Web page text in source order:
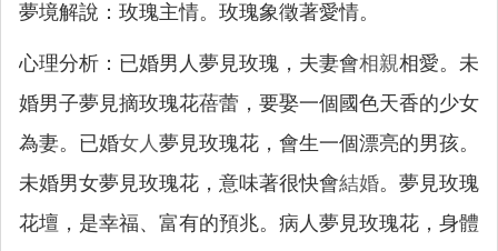
夢境解說：玫瑰主情。玫瑰象徵著愛情。
心理分析：已婚男人夢見玫瑰，夫妻會相親相愛。未
婚男子夢見摘玫瑰花蓓蕾，要娶一個國色天香的少女
為妻。已婚女人夢見玫瑰花，會生一個漂亮的男孩。
未婚男女夢見玫瑰花，意味著很快會結婚。夢見玫瑰
花壇，是幸福、富有的預兆。病人夢見玫瑰花，身體